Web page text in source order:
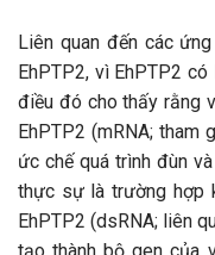
Liên quan đến các
EhPTP2, vì EhPTP2
điều đó cho thấy rằng
EhPTP2 (mRNA;
ức chế quá trình đùn
thực sự là trường hợp
EhPTP2 (dsRNA; liên
tạo thành bộ gen của